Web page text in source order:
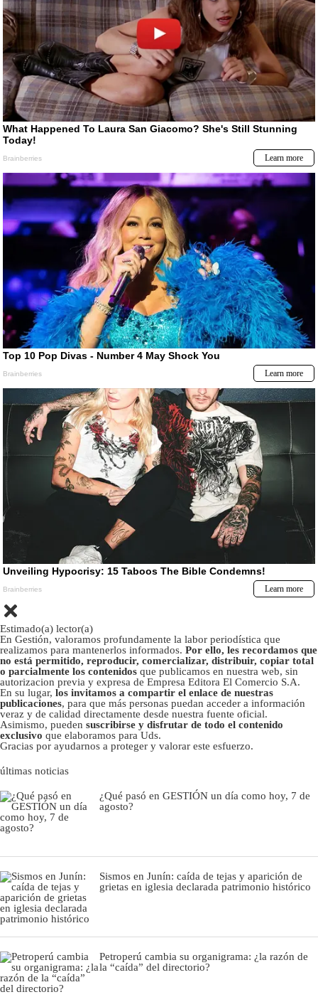
Estimado(a) lector(a)
En Gestión, valoramos profundamente la labor periodística que
realizamos para mantenerlos informados. Por ello, les recordamos que
no está permitido, reproducir, comercializar, distribuir, copiar total
o parcialmente los contenidos que publicamos en nuestra web, sin
autorizacion previa y expresa de Empresa Editora El Comercio S.A.
En su lugar, los invitamos a compartir el enlace de nuestras
publicaciones, para que más personas puedan acceder a información
veraz y de calidad directamente desde nuestra fuente oficial.
Asimismo, pueden suscribirse y disfrutar de todo el contenido
exclusivo que elaboramos para Uds.
Gracias por ayudarnos a proteger y valorar este esfuerzo.
últimas noticias
¿Qué pasó en GESTIÓN un día como hoy, 7 de
agosto?
Sismos en Junín: caída de tejas y aparición de
grietas en iglesia declarada patrimonio histórico
Petroperú cambia su organigrama: ¿la razón de
la “caída” del directorio?